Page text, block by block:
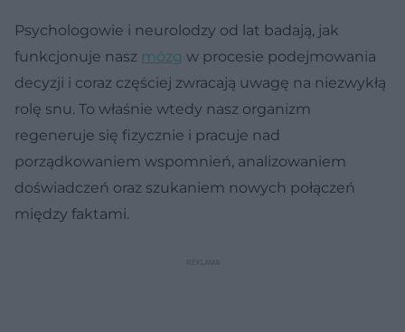
Psychologowie i neurolodzy od lat badają, jak
funkcjonuje nasz mózg w procesie podejmowania
decyzji i coraz częściej zwracają uwagę na niezwykłą
rolę snu. To właśnie wtedy nasz organizm
regeneruje się fizycznie i pracuje nad
porządkowaniem wspomnień, analizowaniem
doświadczeń oraz szukaniem nowych połączeń
między faktami.